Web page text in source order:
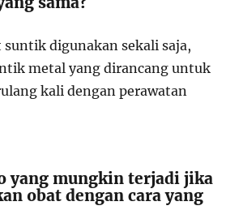
suntik digunakan sekali saja,
metal yang dirancang untuk
kali dengan perawatan
yang mungkin terjadi jika
obat dengan cara yang